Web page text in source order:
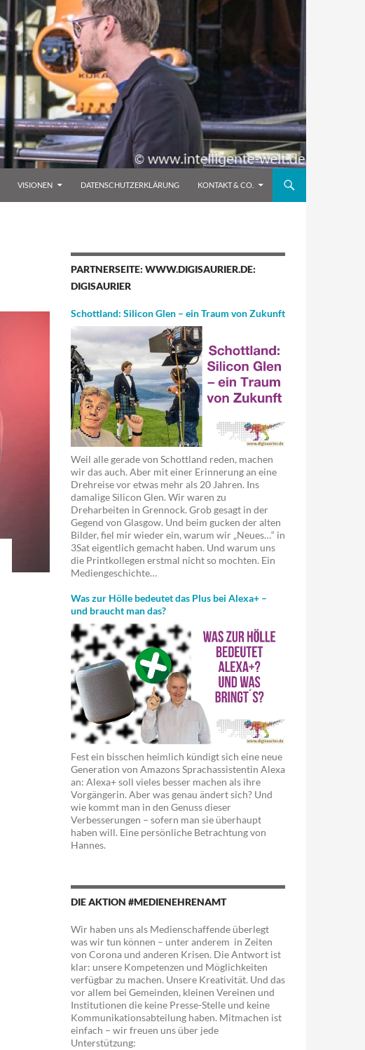
VISIONEN DATENSCHUTZERKLÄRUNG KONTAKT & CO.
PARTNERSEITE: WWW.DIGISAURIER.DE:
DIGISAURIER
Schottland: Silicon Glen – ein Traum von Zukunft
Weil alle gerade von Schottland reden, machen
wir das auch. Aber mit einer Erinnerung an eine
Drehreise vor etwas mehr als 20 Jahren. Ins
damalige Silicon Glen. Wir waren zu
Dreharbeiten in Grennock. Grob gesagt in der
Gegend von Glasgow. Und beim gucken der alten
Bilder, fiel mir wieder ein, warum wir „Neues…“ in
3Sat eigentlich gemacht haben. Und warum uns
die Printkollegen erstmal nicht so mochten. Ein
Mediengeschichte…
Was zur Hölle bedeutet das Plus bei Alexa+ –
und braucht man das?
Fest ein bisschen heimlich kündigt sich eine neue
Generation von Amazons Sprachassistentin Alexa
an: Alexa+ soll vieles besser machen als ihre
Vorgängerin. Aber was genau ändert sich? Und
wie kommt man in den Genuss dieser
Verbesserungen – sofern man sie überhaupt
haben will. Eine persönliche Betrachtung von
Hannes.
DIE AKTION #MEDIENEHRENAMT
Wir haben uns als Medienschaffende überlegt
was wir tun können – unter anderem in Zeiten
von Corona und anderen Krisen. Die Antwort ist
klar: unsere Kompetenzen und Möglichkeiten
verfügbar zu machen. Unsere Kreativität. Und das
vor allem bei Gemeinden, kleinen Vereinen und
Institutionen die keine Presse-Stelle und keine
Kommunikationsabteilung haben. Mitmachen ist
einfach – wir freuen uns über jede
Unterstützung: